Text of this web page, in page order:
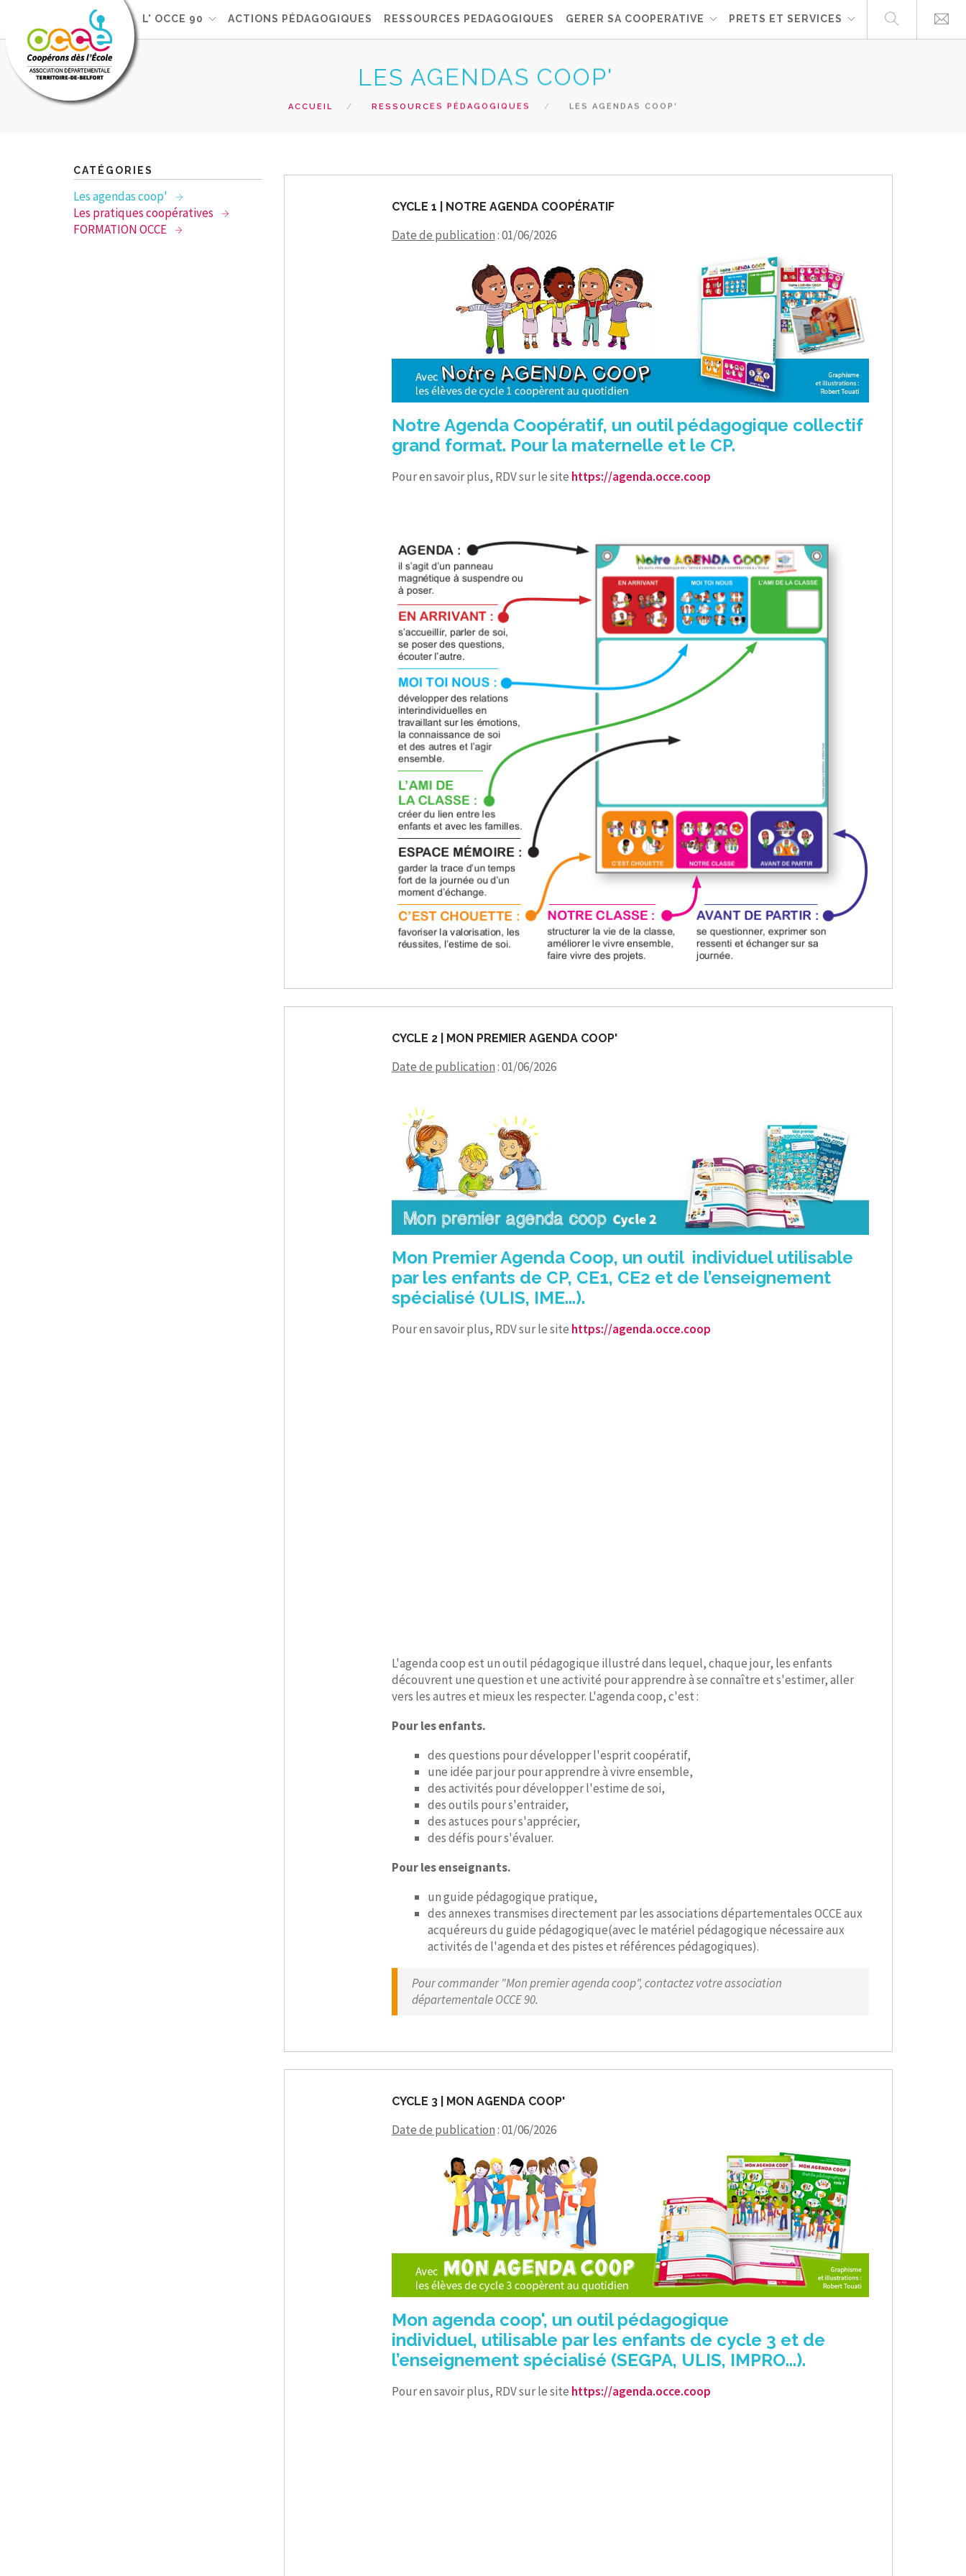
L'OCCE L' OCCE 90 ACTIONS PÉDAGOGIQUES RESSOURCES PEDAGOGIQUES GERER SA COOPERATIVE PRETS ET SERVICES
LES AGENDAS COOP'
ACCUEIL RESSOURCES PÉDAGOGIQUES LES AGENDAS COOP'
CATÉGORIES
Les agendas coop'
Les pratiques coopératives
FORMATION OCCE
CYCLE 1 | NOTRE AGENDA COOPÉRATIF
Date de publication: 01/06/2026
Notre Agenda Coopératif, un outil pédagogique collectif
grand format. Pour la maternelle et le CP.
Pour en savoir plus, RDV sur le site https://agenda.occe.coop
CYCLE 2 | MON PREMIER AGENDA COOP'
Date de publication: 01/06/2026
Mon Premier Agenda Coop, un outil individuel utilisable
par les enfants de CP, CE1, CE2 et de l’enseignement
spécialisé (ULIS, IME...).
Pour en savoir plus, RDV sur le site https://agenda.occe.coop
L'agenda coop est un outil pédagogique illustré dans lequel, chaque jour, les enfants
découvrent une question et une activité pour apprendre à se connaître et s'estimer, aller
vers les autres et mieux les respecter. L'agenda coop, c'est :
Pour les enfants.
des questions pour développer l'esprit coopératif,
une idée par jour pour apprendre à vivre ensemble,
des activités pour développer l'estime de soi,
des outils pour s'entraider,
des astuces pour s'apprécier,
des défis pour s'évaluer.
Pour les enseignants.
un guide pédagogique pratique,
des annexes transmises directement par les associations départementales OCCE aux
acquéreurs du guide pédagogique(avec le matériel pédagogique nécessaire aux
activités de l'agenda et des pistes et références pédagogiques).
Pour commander "Mon premier agenda coop", contactez votre association
départementale OCCE 90.
CYCLE 3 | MON AGENDA COOP'
Date de publication: 01/06/2026
Mon agenda coop', un outil pédagogique
individuel, utilisable par les enfants de cycle 3 et de
l’enseignement spécialisé (SEGPA, ULIS, IMPRO...).
Pour en savoir plus, RDV sur le site https://agenda.occe.coop